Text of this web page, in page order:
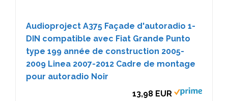
Audioproject A375 Façade d'autoradio 1-
DIN compatible avec Fiat Grande Punto
type 199 année de construction 2005-
2009 Linea 2007-2012 Cadre de montage
pour autoradio Noir
13,98 EUR